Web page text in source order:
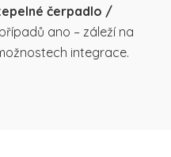
čerpadlo /
ano – záleží na
integrace.